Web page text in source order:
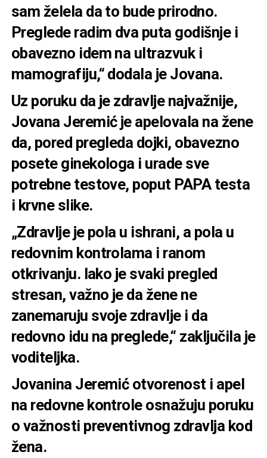
sam želela da to bude prirodno.
Preglede radim dva puta godišnje i
obavezno idem na ultrazvuk i
mamografiju,“ dodala je Jovana.
Uz poruku da je zdravlje najvažnije,
Jovana Jeremić je apelovala na žene
da, pored pregleda dojki, obavezno
posete ginekologa i urade sve
potrebne testove, poput PAPA testa
i krvne slike.
„Zdravlje je pola u ishrani, a pola u
redovnim kontrolama i ranom
otkrivanju. Iako je svaki pregled
stresan, važno je da žene ne
zanemaruju svoje zdravlje i da
redovno idu na preglede,“ zaključila je
voditeljka.
Jovanina Jeremić otvorenost i apel
na redovne kontrole osnažuju poruku
o važnosti preventivnog zdravlja kod
žena.